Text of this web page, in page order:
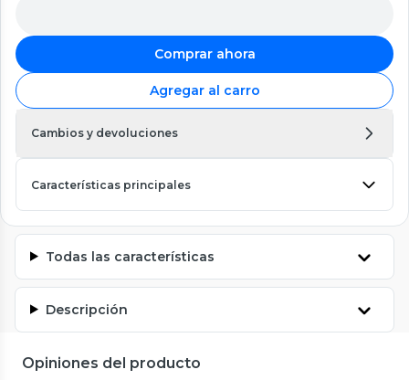
Comprar ahora
Agregar al carro
Cambios y devoluciones
Características principales
Todas las características
Descripción
Opiniones del producto